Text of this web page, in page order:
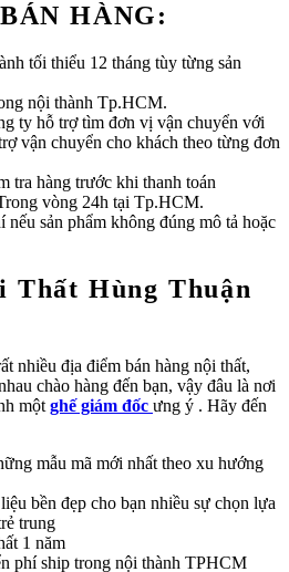
HÀNG:
tối thiểu 12 tháng tùy từng sản
nội thành Tp.HCM.
ty hỗ trợ tìm đơn vị vận chuyển với
vận chuyển cho khách theo từng đơn
tra hàng trước khi thanh toán
vòng 24h tại Tp.HCM.
sản phẩm không đúng mô tả hoặc
Thất Hùng Thuận
nhiều địa điểm bán hàng nội thất,
chào hàng đến bạn, vậy đâu là nơi
một ghế giám đốc ưng ý . Hãy đến
mẫu mã mới nhất theo xu hướng
bền đẹp cho bạn nhiều sự chọn lựa
trung
1 năm
phí ship trong nội thành TPHCM